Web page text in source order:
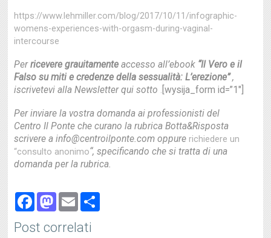
https://www.lehmiller.com/blog/2017/10/11/infographic-
womens-experiences-with-orgasm-during-vaginal-
intercourse
Perricevere grauitamenteaccesso all’ebook “Il Vero e il
Falso su miti e credenze della sessualità: L’erezione”,
iscrivetevi alla Newsletter qui sotto . [wysija_form id=”1″]
Per inviare la vostra domanda ai professionisti del
Centro Il Ponte che curano la rubrica Botta&Risposta
scrivere a info@centroilponte.com oppure richiedere un
“consulto anonimo“, specificando che si tratta di una
domanda per la rubrica.
Facebook
Mastodon
Email
Post correlati